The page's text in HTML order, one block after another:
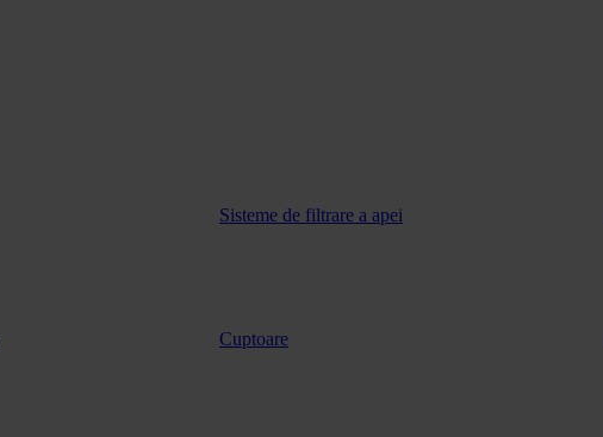
Sisteme de filtrare a apei
Cuptoare